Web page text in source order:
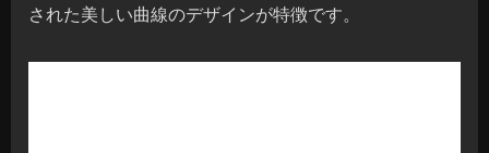
された美しい曲線のデザインが特徴です。